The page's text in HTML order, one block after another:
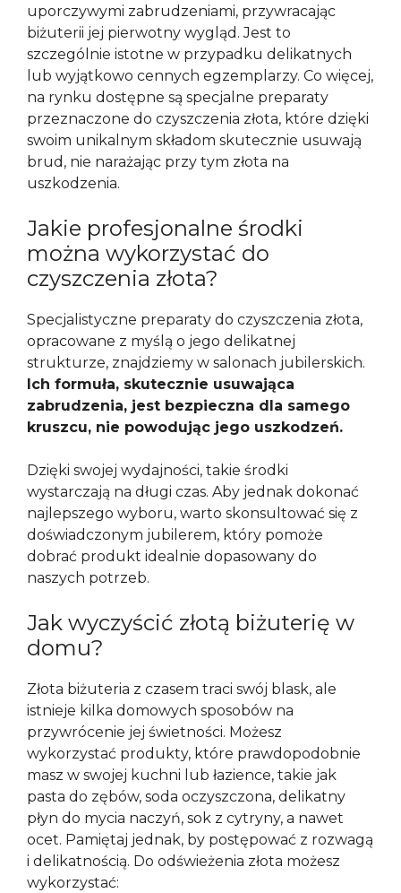
uporczywymi zabrudzeniami, przywracając
biżuterii jej pierwotny wygląd. Jest to
szczególnie istotne w przypadku delikatnych
lub wyjątkowo cennych egzemplarzy. Co więcej,
na rynku dostępne są specjalne preparaty
przeznaczone do czyszczenia złota, które dzięki
swoim unikalnym składom skutecznie usuwają
brud, nie narażając przy tym złota na
uszkodzenia.
Jakie profesjonalne środki
można wykorzystać do
czyszczenia złota?
Specjalistyczne preparaty do czyszczenia złota,
opracowane z myślą o jego delikatnej
strukturze, znajdziemy w salonach jubilerskich.
Ich formuła, skutecznie usuwająca
zabrudzenia, jest bezpieczna dla samego
kruszcu, nie powodując jego uszkodzeń.
Dzięki swojej wydajności, takie środki
wystarczają na długi czas. Aby jednak dokonać
najlepszego wyboru, warto skonsultować się z
doświadczonym jubilerem, który pomoże
dobrać produkt idealnie dopasowany do
naszych potrzeb.
Jak wyczyścić złotą biżuterię w
domu?
Złota biżuteria z czasem traci swój blask, ale
istnieje kilka domowych sposobów na
przywrócenie jej świetności. Możesz
wykorzystać produkty, które prawdopodobnie
masz w swojej kuchni lub łazience, takie jak
pasta do zębów, soda oczyszczona, delikatny
płyn do mycia naczyń, sok z cytryny, a nawet
ocet. Pamiętaj jednak, by postępować z rozwagą
i delikatnością. Do odświeżenia złota możesz
wykorzystać: